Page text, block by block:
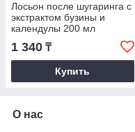
Лосьон после шугаринга с
экстрактом бузины и
календулы 200 мл
1 340 ₸
Купить
О нас